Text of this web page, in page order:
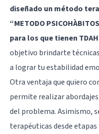
diseñado un método
“METODO
para los que tienen TDAH
objetivo brindarte
a lograr tu estabilidad
Otra ventaja que quiero
permite realizar
del problema. Asimismo,
terapéuticas desde